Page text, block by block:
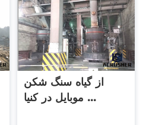
از گیاه سنگ شکن
موبایل در کنیا ...